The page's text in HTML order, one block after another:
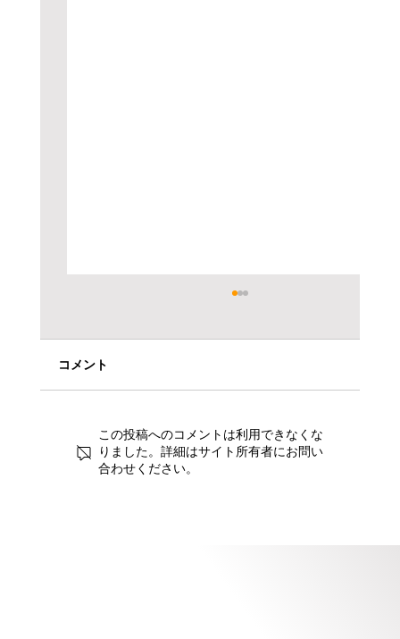
明郷学園 出前授業実施のご報告
コメント
この投稿へのコメントは利用できなくな
りました。詳細はサイト所有者にお問い
合わせください。